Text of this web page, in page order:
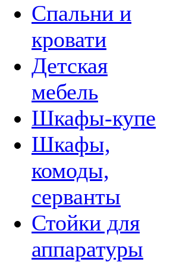
Спальни и
кровати
Детская
мебель
Шкафы-купе
Шкафы,
комоды,
серванты
Стойки для
аппаратуры